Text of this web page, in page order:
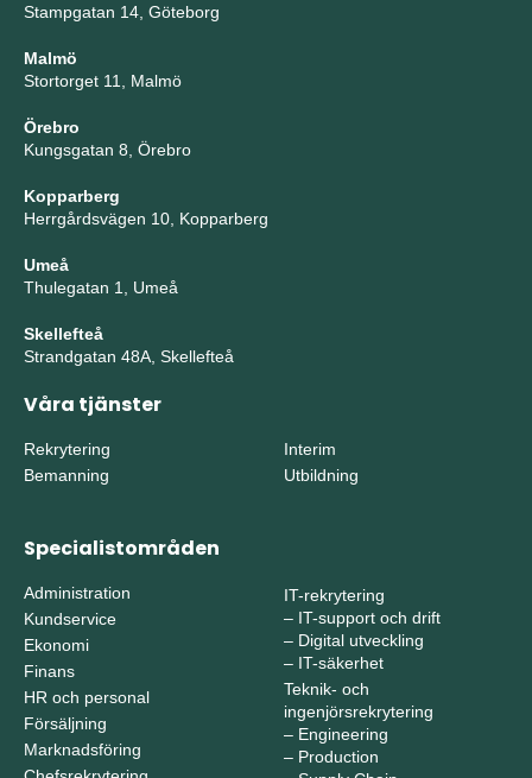
Stampgatan 14, Göteborg
Malmö
Stortorget 11, Malmö
Örebro
Kungsgatan 8, Örebro
Kopparberg
Herrgårdsvägen 10, Kopparberg
Umeå
Thulegatan 1, Umeå
Skellefteå
Strandgatan 48A, Skellefteå
Våra tjänster
Rekrytering
Bemanning
Interim
Utbildning
Specialistområden
Administration
Kundservice
Ekonomi
Finans
HR och personal
Försäljning
Marknadsföring
IT-rekrytering
– IT-support och drift
– Digital utveckling
– IT-säkerhet
Teknik- och
ingenjörsrekrytering
– Engineering
– Production